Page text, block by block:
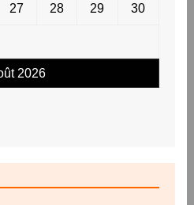
2026
27 28 29 30